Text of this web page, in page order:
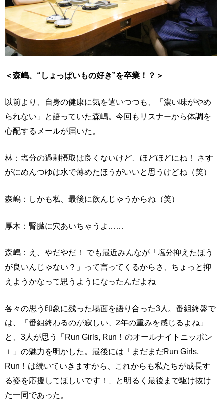
＜森嶋、“しょっぱいもの好き”を卒業！？＞
以前より、自身の健康に気を遣いつつも、「濃い味がやめ
られない」と語っていた森嶋。今回もリスナーから体調を
心配するメールが届いた。
林：塩分の過剰摂取は良くないけど、ほどほどにね！ さす
がにめんつゆは水で薄めたほうがいいと思うけどね（笑）
森嶋：しかも私、最後に飲んじゃうからね（笑）
厚木：腎臓に穴あいちゃうよ……
森嶋：え、やだやだ！ でも最近みんなが「塩分抑えたほう
が良いんじゃない？」って言ってくるからさ、ちょっと抑
えようかなって思うようになったんだよね
各々の思う印象に残った場面を語り合った3人。番組終盤で
は、「番組終わるのが寂しい、2年の重みを感じるよね」
と、3人が思う「Run Girls, Run！のオールナイトニッポン
ｉ」の魅力を明かした。最後には「まだまだRun Girls,
Run！は続いていきますから、これからも私たちが成長す
る姿を応援してほしいです！」と明るく最後まで駆け抜け
た一同であった。